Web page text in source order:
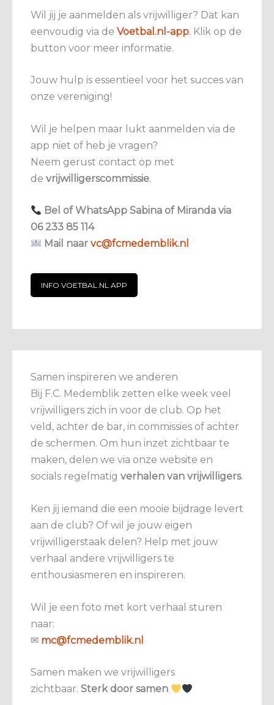
Wil jij je aanmelden als vrijwilliger? Dat kan
eenvoudig via de Voetbal.nl-app. Klik op de
button voor meer informatie.
Jouw hulp is essentieel voor het succes van
onze vereniging!
Wil je helpen maar lukt aanmelden via de
app niet of heb je vragen?
Neem gerust contact op met
de vrijwilligerscommissie.
Bel of WhatsApp Sabina of Miranda via
06 233 85 114
Mail naarvc@fcmedemblik.nl
INFO VOETBAL.NL APP
Samen inspireren we anderen
Bij F.C. Medemblik zetten elke week veel
vrijwilligers zich in voor de club. Op het
veld, achter de bar, in commissies of achter
de schermen. Om hun inzet zichtbaar te
maken, delen we via onze website en
socials regelmatig verhalen van vrijwilligers.
Ken jij iemand die een mooie bijdrage levert
aan de club? Of wil je jouw eigen
vrijwilligerstaak delen? Help met jouw
verhaal andere vrijwilligers te
enthousiasmeren en inspireren.
Wil je een foto met kort verhaal sturen
naar:
✉ mc@fcmedemblik.nl
Samen maken we vrijwilligers
zichtbaar. Sterk door samen